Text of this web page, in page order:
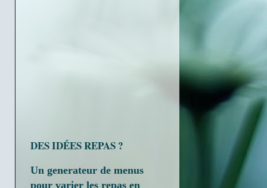
DES IDÉES REPAS ?
Un generateur de menus
pour varier les repas en